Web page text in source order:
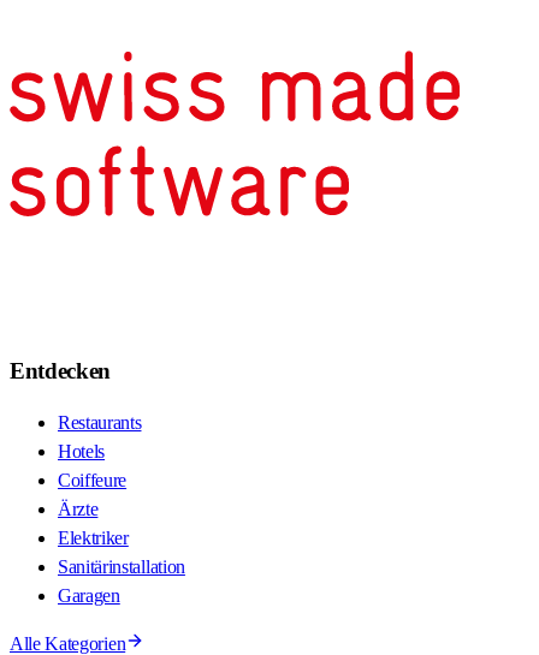
Entdecken
Restaurants
Hotels
Coiffeure
Ärzte
Elektriker
Sanitärinstallation
Garagen
Alle Kategorien